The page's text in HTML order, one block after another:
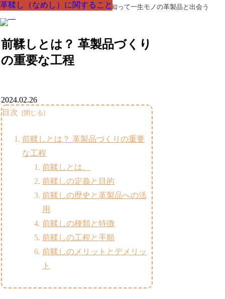
革製品の部品の呼び名・素材・技術を知って一生モノの革製品と出会う
前鞣しとは？ 革製品づくり
の重要な工程
革鞣し（なめし）に関すること
2024.02.26
目次
前鞣しとは？ 革製品づくりの重要
な工程
前鞣しとは。
前鞣しの定義と目的
前鞣しの歴史と革製品への活
用
前鞣しの種類と特徴
前鞣しの工程と手順
前鞣しのメリットとデメリッ
ト
革鞣し（なめし）に関すること
革鞣し（なめし）に関すること
革鞣し（なめし）に関すること
革鞣し（なめし）に関すること
革鞣し（なめし）に関すること
革鞣し（なめし）に関すること